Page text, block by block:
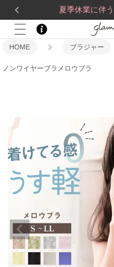
夏季休業に伴
送料一律560円5,500 円(税込)以
HOME ブラジャー
ノンワイヤーブラメロウブラ